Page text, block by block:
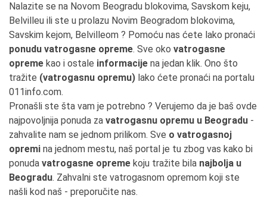
Nalazite se na Novom Beogradu blokovima, Savskom keju,
Belvilleu ili ste u prolazu Novim Beogradom blokovima,
Savskim kejom, Belvilleom ? Pomoću nas ćete lako pronaći
ponudu vatrogasne opreme. Sve oko vatrogasne
opreme kao i ostale informacije na jedan klik. Ono što
tražite (vatrogasnu opremu) lako ćete pronaći na portalu
011info.com.
Pronašli ste šta vam je potrebno ? Verujemo da je baš ovde
najpovoljnija ponuda za vatrogasnu opremu u Beogradu -
zahvalite nam se jednom prilikom. Sve o vatrogasnoj
opremi na jednom mestu, naš portal je tu zbog vas kako bi
ponuda vatrogasne opreme koju tražite bila najbolja u
Beogradu. Zahvalni ste vatrogasnom opremom koji ste
našli kod naš - preporučite nas.